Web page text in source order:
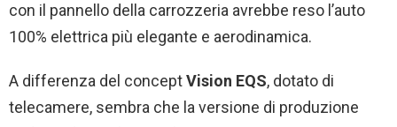
con il pannello della carrozzeria avrebbe reso l’auto
100% elettrica più elegante e aerodinamica.
A differenza del conceptVision EQS, dotato di
telecamere, sembra che la versione di produzione